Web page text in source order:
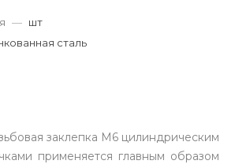
— шт
сталь
заклепка М6 цилиндрическим
применяется главным образом